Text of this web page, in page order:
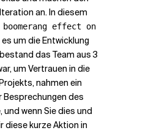
an. In diesem
effect on
um die Entwicklung
das Team aus 3
um Vertrauen in die
nahmen ein
Besprechungen des
wenn Sie dies und
diese kurze Aktion in